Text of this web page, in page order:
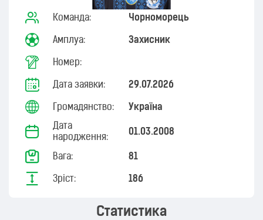
Команда: Чорноморець
Амплуа: Захисник
Номер:
Дата заявки: 29.07.2026
Громадянство: Україна
Дата
народження:
01.03.2008
Вага: 81
Зріст: 186
Статистика